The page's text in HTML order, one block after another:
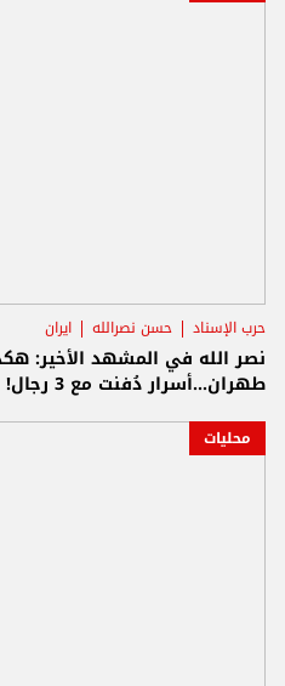
حرب الإسناد حسن نصرالله ايران
نصر الله في المشهد الأخير:
طهران...أسرار دُفنت مع 3 رجال!
محليات